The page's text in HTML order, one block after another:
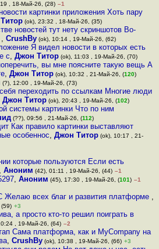
, 18-Май-26, (28) –1
картинки приложения Хоть пару
(ok), 23:32 , 18-Май-26, (35)
новостей тут нету скриншотов Во-
, CrushBy(ok), 10:14 , 19-Май-26, (62)
Я видел новости в которых есть
с, Джон Титор(ok), 11:03 , 19-Май-26, (70)
вы мне поясните такую вещь А
, Джон Титор(ok), 10:32 , 21-Май-26, (120)
(?), 12:00 , 19-Май-26, (73)
переходить по ссылкам Многие люди
Джон Титор(ok), 20:43 , 19-Май-26, (102)
системы картинки Что по ним
(??), 09:56 , 21-Май-26, (112)
Как правило картинки выставляют
особеннос, Джон Титор(ok), 10:17 , 21-
которые пользуются Если есть
,Аноним (42), 01:11 , 19-Май-26, (44) –1
, Аноним (45), 17:30 , 19-Май-26, (101) –1
Желаю всех благ и развития платформе ,
+3
а просто кто-то решил поиграть в
, 19-Май-26, (64) –2
Сама платформа, как и MyCompany на
, CrushBy(ok), 10:38 , 19-Май-26, (66) +3